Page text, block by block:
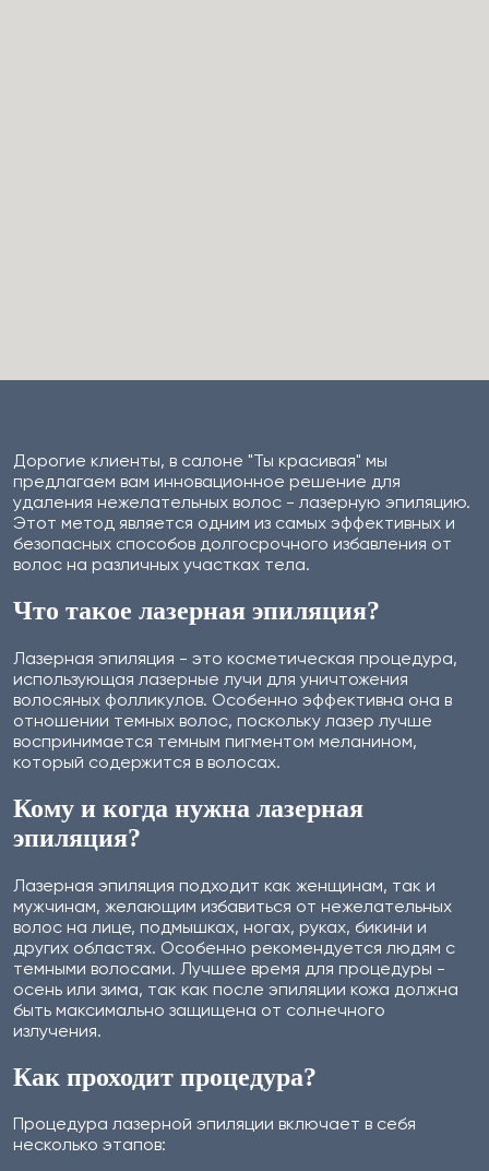
Дорогие клиенты, в салоне "Ты красивая" мы
предлагаем вам инновационное решение для
удаления нежелательных волос - лазерную эпиляцию.
Этот метод является одним из самых эффективных и
безопасных способов долгосрочного избавления от
волос на различных участках тела.
Что такое лазерная эпиляция?
Лазерная эпиляция - это косметическая процедура,
использующая лазерные лучи для уничтожения
волосяных фолликулов. Особенно эффективна она в
отношении темных волос, поскольку лазер лучше
воспринимается темным пигментом меланином,
который содержится в волосах.
Кому и когда нужна лазерная
эпиляция?
Лазерная эпиляция подходит как женщинам, так и
мужчинам, желающим избавиться от нежелательных
волос на лице, подмышках, ногах, руках, бикини и
других областях. Особенно рекомендуется людям с
темными волосами. Лучшее время для процедуры -
осень или зима, так как после эпиляции кожа должна
быть максимально защищена от солнечного
излучения.
Как проходит процедура?
Процедура лазерной эпиляции включает в себя
несколько этапов: